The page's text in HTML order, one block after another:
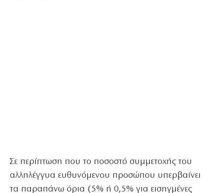
Σε περίπτωση που το ποσοστό συμμετοχής του
αλληλέγγυα ευθυνόμενου προσώπου υπερβαίνει
τα παραπάνω όρια (5% ή 0,5% για εισηγμένες